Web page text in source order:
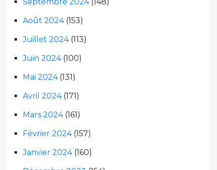
Août 2024(153)
Juillet 2024(113)
Juin 2024(100)
Mai 2024(131)
Avril 2024(171)
Mars 2024(161)
Février 2024(157)
Janvier 2024(160)